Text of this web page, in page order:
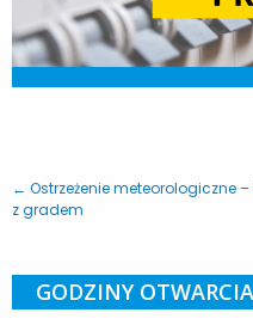
← Ostrzeżenie meteorologiczne –
z gradem
GODZINY OTWARCIA